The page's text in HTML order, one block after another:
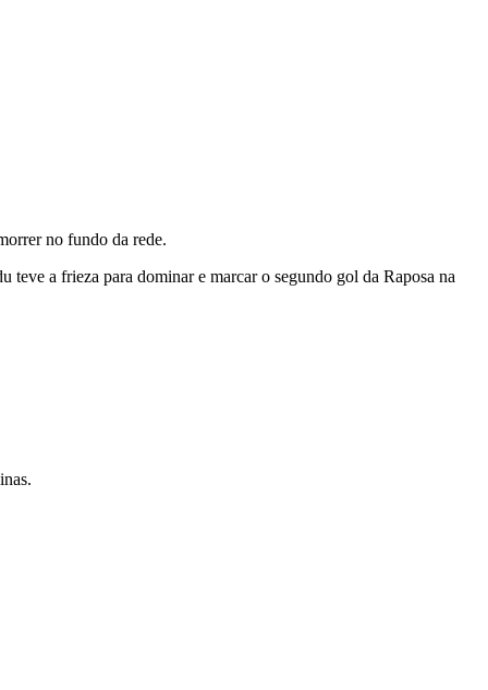
no fundo da rede.
a frieza para dominar e marcar o segundo gol da Raposa na